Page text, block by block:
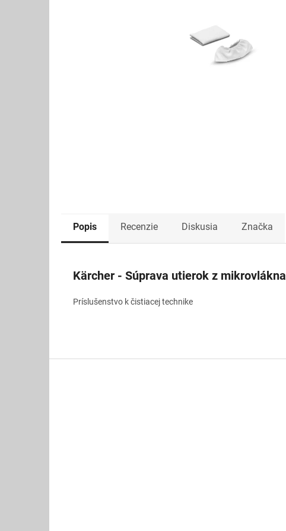
Popis Recenzie Diskusia Značka
Kärcher - Súprava utierok z mikrovlákna
Príslušenstvo k čistiacej technike